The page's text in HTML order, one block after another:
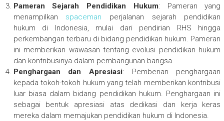
Pameran Sejarah Pendidikan Hukum: Pameran yang
menampilkan spaceman perjalanan sejarah pendidikan
hukum di Indonesia, mulai dari pendirian RHS hingga
perkembangan terbaru di bidang pendidikan hukum. Pameran
ini memberikan wawasan tentang evolusi pendidikan hukum
dan kontribusinya dalam pembangunan bangsa.
Penghargaan dan Apresiasi: Pemberian penghargaan
kepada tokoh-tokoh hukum yang telah memberikan kontribusi
luar biasa dalam bidang pendidikan hukum. Penghargaan ini
sebagai bentuk apresiasi atas dedikasi dan kerja keras
mereka dalam memajukan pendidikan hukum di Indonesia.